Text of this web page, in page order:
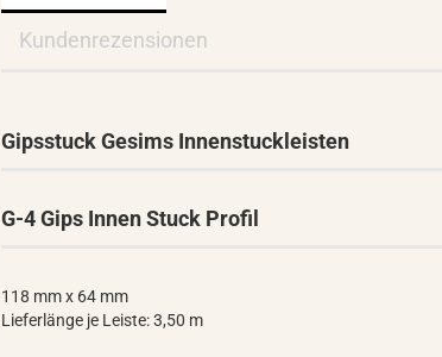
Kundenrezensionen
Gipsstuck Gesims Innenstuckleisten
G-4 Gips Innen Stuck Profil
118 mm x 64 mm
Lieferlänge je Leiste: 3,50 m